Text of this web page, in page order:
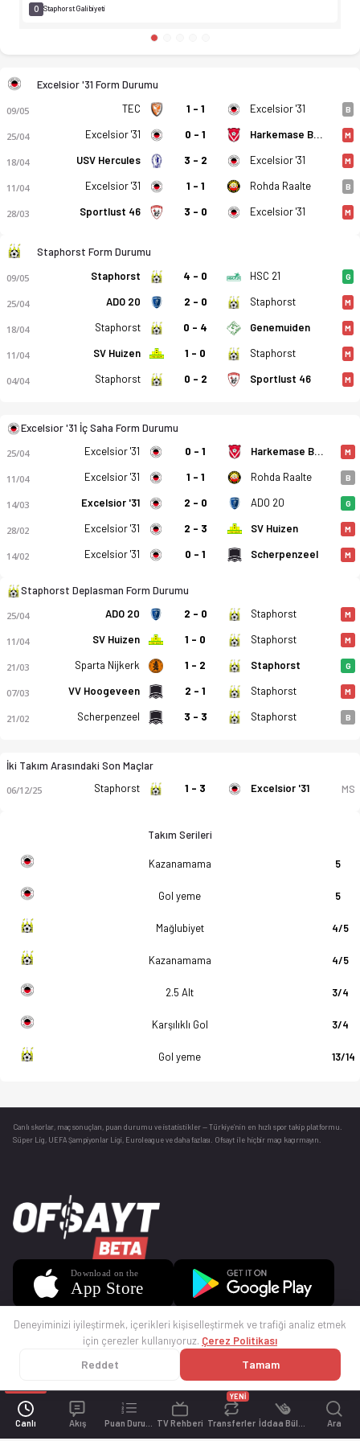
Canlı Akış TV Rehberi Transferler
YENİ
Ara
Excelsior '31 - Staphorst 3-1 bitti. Gol anları, kadro,
0 Staphorst Galibiyeti
Excelsior '31 Form Durumu
09/05 TEC 1 - 1 Excelsior '31 B
25/04 Excelsior '31 0 - 1 Harkemase Boys M
18/04 USV Hercules 3 - 2 Excelsior '31 M
11/04 Excelsior '31 1 - 1 Rohda Raalte B
28/03 Sportlust 46 3 - 0 Excelsior '31 M
Staphorst Form Durumu
09/05 Staphorst 4 - 0 HSC 21 G
25/04 ADO 20 2 - 0 Staphorst M
18/04 Staphorst 0 - 4 Genemuiden M
11/04 SV Huizen 1 - 0 Staphorst M
04/04 Staphorst 0 - 2 Sportlust 46 M
Excelsior '31 İç Saha Form Durumu
25/04 Excelsior '31 0 - 1 Harkemase Boys M
11/04 Excelsior '31 1 - 1 Rohda Raalte B
14/03 Excelsior '31 2 - 0 ADO 20 G
28/02 Excelsior '31 2 - 3 SV Huizen M
14/02 Excelsior '31 0 - 1 Scherpenzeel M
Staphorst Deplasman Form Durumu
25/04 ADO 20 2 - 0 Staphorst M
11/04 SV Huizen 1 - 0 Staphorst M
21/03 Sparta Nijkerk 1 - 2 Staphorst G
07/03 VV Hoogeveen 2 - 1 Staphorst M
21/02 Scherpenzeel 3 - 3 Staphorst B
İki Takım Arasındaki Son Maçlar
06/12/25 Staphorst 1 - 3 Excelsior '31 MS
Takım Serileri
Kazanamama 5
Gol yeme 5
Mağlubiyet 4/5
Kazanamama 4/5
2.5 Alt 3/4
Karşılıklı Gol 3/4
Gol yeme 13/14
Canlı skorlar , maç sonuçları, puan durumu ve istatistikler — Türkiye’nin en hızlı spor takip platformu.
Süper Lig, UEFA Şampiyonlar Ligi, Euroleague ve daha fazlası. Ofsayt ile hiçbir maçı kaçırmayın.
© 2025 Ofsayt
Deneyiminizi iyileştirmek, içerikleri kişiselleştirmek ve trafiği analiz etmek
için çerezler kullanıyoruz. Çerez Politikası
Reddet Tamam